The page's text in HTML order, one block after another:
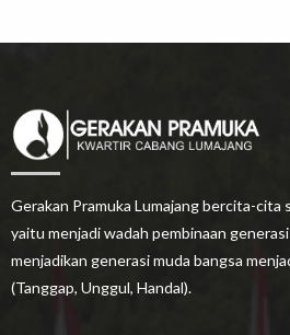
Gerakan Pramuka Lumajang bercita-cita
yaitu menjadi wadah pembinaan
menjadikan generasi muda bangsa
(Tanggap, Unggul, Handal).